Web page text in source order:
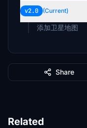
v2.0 (Current)
添加卫星地图
Share
Related